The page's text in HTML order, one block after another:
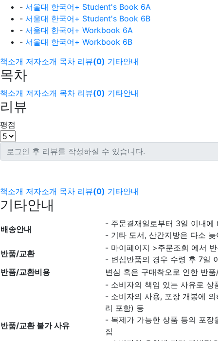
- 서울대 한국어+ Student's Book 6A
- 서울대 한국어+ Student's Book 6B
- 서울대 한국어+ Workbook 6A
- 서울대 한국어+ Workbook 6B
책소개 저자소개 목차 리뷰(0) 기타안내
목차
책소개 저자소개 목차 리뷰(0) 기타안내
리뷰
평점
책소개 저자소개 목차 리뷰(0) 기타안내
기타안내
배송안내
- 주문결재일로부터 3일 이내에
- 기타 도서, 산간지방은 다소
반품/교환
- 마이페이지 >주문조회 에서
- 변심반품의 경우 수령 후 7일
반품/교환비용
변심 혹은 구매착오로 인한 반
반품/교환 불가 사유
- 소비자의 책임 있는 사유로
- 소비자의 사용, 포장 개봉에
리 포함) 등
- 복제가 가능한 상품 등의 포장
집